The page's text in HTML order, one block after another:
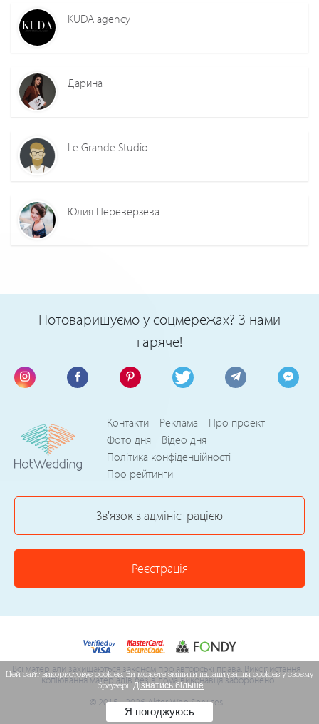
KUDA agency
Дарина
Le Grande Studio
Юлия Переверзева
Потоваришуємо у соцмережах? З нами
гаряче!
Контакти Реклама
Про проект
Фото дня
Відео дня
Політика конфіденційності
Про рейтинги
Зв'язок з адміністрацією
Реєстрація
Всі матеріали захищаються законом про авторські права. Використання
і копіювання матеріалів без відома виконавця заборонено.
© 2015 - 2026 Akter Web Services
Цей сайт використовує cookies. Ви можете змінити налаштування cookies у своєму
браузері.Дізнатись більше
Я погоджуюсь